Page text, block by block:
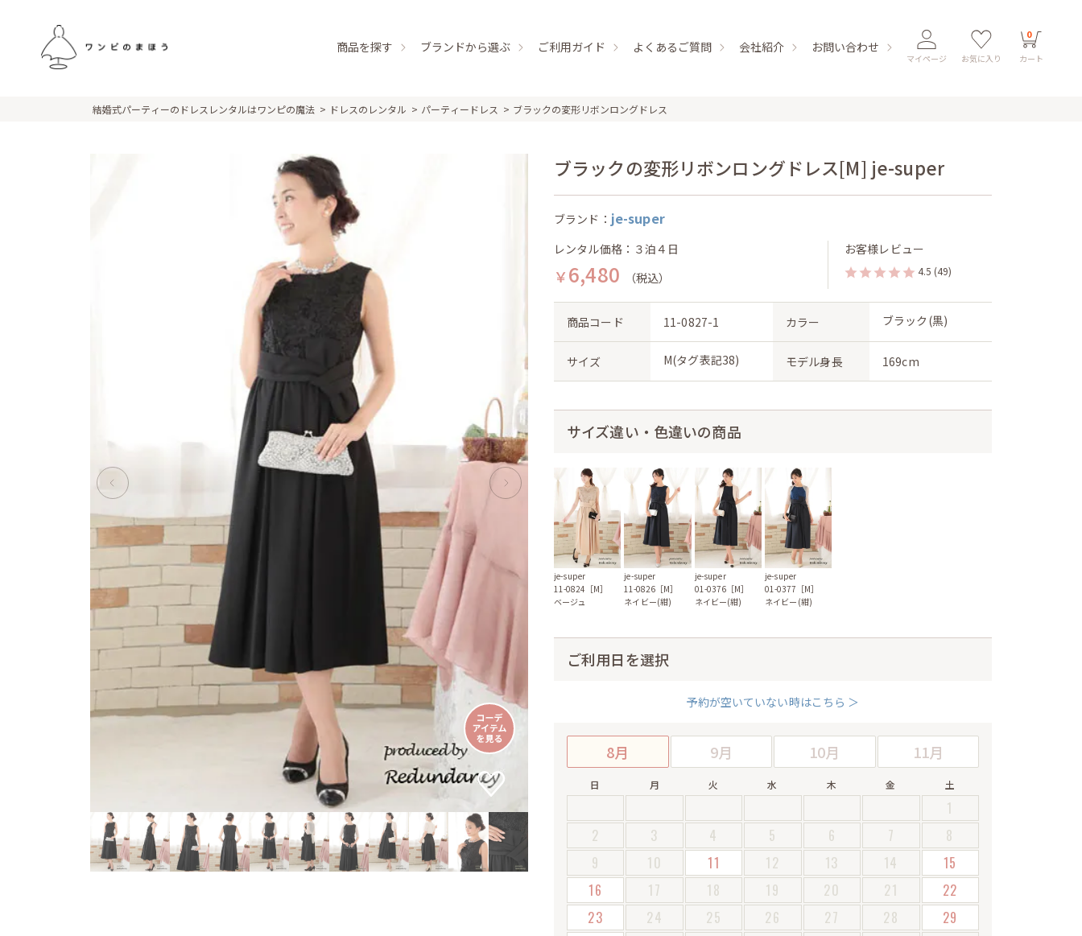
商品を探す ブランドから選ぶ ご利用ガイド よくあるご質問 会社紹介 お問い合わせ
マイページ お気に入り
0
カート
結婚式パーティーのドレスレンタルはワンピの魔法 ドレスのレンタル パーティードレス ブラックの変形リボンロングドレス
ブラックの変形リボンロングドレス[M] je-super
ブランド： je-super
レンタル価格：３泊４日
￥6,480 （税込）
お客様レビュー
4.5 (49)
商品コード 11-0827-1 カラー ブラック(黒)
サイズ M(タグ表記38) モデル身長 169cm
サイズ違い・色違いの商品
je-super
11-0824［M］
ベージュ
je-super
11-0826［M］
ネイビー(紺)
je-super
01-0376［M］
ネイビー(紺)
je-super
01-0377［M］
ネイビー(紺)
ご利用日を選択
予約が空いていない時はこちら ＞
8月 9月 10月 11月
日 月 火 水 木 金 土
1
2
3 4 5 6 7
8
9
10 11 12 13 14
15
16
17 18 19 20 21
22
23
24 25 26 27 28
29